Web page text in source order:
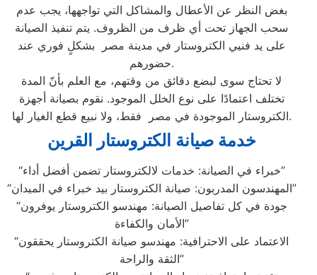
بغض النظر عن الأعطال والمشاكل التي تواجهها، يجب عدم
سحب الجهاز تحت أي ظرف من الظروف. يتم تنفيذ الصيانة
على يد فنيي الكتروستار في مدينة مصر بشكلٍ فوري عند
حضورهم.
لا تحتاج سوى لبضع دقائق من وقتهم، مع العلم بأنّ المدة
تختلف اعتمادًا على نوع الخلل الموجود. نقوم بصيانة أجهزة
الكتروستار الموجودة في مصر فقط، ولا نبيع قطع الغيار لها.
خدمة صيانة الكتروستار القرين
“خبراء في الصيانة: خدمات لالكتروستار تضمن أفضل أداء”
“المهندسون المدربون: صيانة الكتروستار بيد خبراء في الميدان”
“جودة في كل تفاصيل الصيانة: مهندسو الكتروستار يوفرون
الأمان والكفاءة”
“الاعتماد على الاحترافية: مهندسو صيانة الكتروستار يحققون
الثقة والراحة”